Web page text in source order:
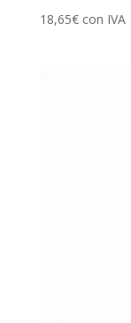
18,65€ con IVA